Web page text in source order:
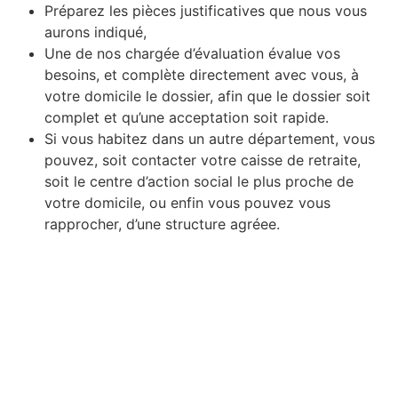
Préparez les pièces justificatives que nous vous
aurons indiqué,
Une de nos chargée d’évaluation évalue vos
besoins, et complète directement avec vous, à
votre domicile le dossier, afin que le dossier soit
complet et qu’une acceptation soit rapide.
Si vous habitez dans un autre département, vous
pouvez, soit contacter votre caisse de retraite,
soit le centre d’action social le plus proche de
votre domicile, ou enfin vous pouvez vous
rapprocher, d’une structure agréee.